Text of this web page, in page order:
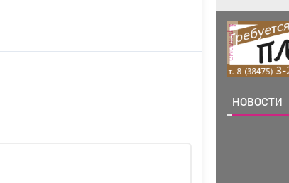
реклама
НОВОСТИ